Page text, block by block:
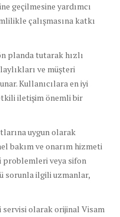
geçilmesine yardımcı
çalışmasına katkı
planda tutarak hızlı
ve müşteri
Kullanıcılara en iyi
iletişim önemli bir
uygun olarak
bakım ve onarım hizmeti
problemleri veya sifon
sorunla ilgili uzmanlar,
olarak orijinal Visam